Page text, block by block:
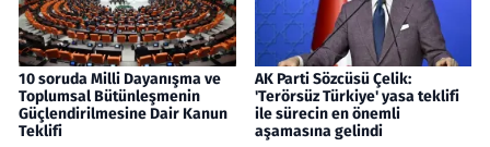
10 soruda Milli Dayanışma ve
Toplumsal Bütünleşmenin
Güçlendirilmesine Dair Kanun
Teklifi
AK Parti Sözcüsü Çelik:
'Terörsüz Türkiye' yasa teklifi
ile sürecin en önemli
aşamasına gelindi